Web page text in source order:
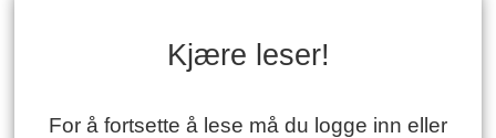
Kjære leser!
For å fortsette å lese må du logge inn eller